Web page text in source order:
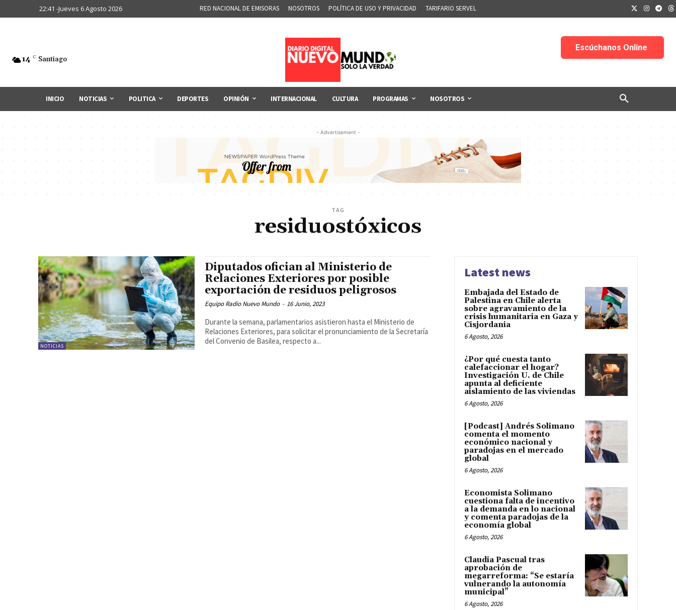
22:41 -Jueves 6 Agosto 2026 RED NACIONAL DE EMISORAS NOSOTROS POLÍTICA DE USO Y PRIVACIDAD TARIFARIO SERVEL
14 C Santiago
INICIO NOTICIAS POLITICA DEPORTES OPINIÓN INTERNACIONAL CULTURA PROGRAMAS NOSOTROS
- Advertisement -
TAG
residuostóxicos
NOTICIAS
Diputados ofician al Ministerio de
Relaciones Exteriores por posible
exportación de residuos peligrosos
Equipo Radio Nuevo Mundo - 16 Junio, 2023
Durante la semana, parlamentarios asistieron hasta el Ministerio de
Relaciones Exteriores, para solicitar el pronunciamiento de la Secretaría
del Convenio de Basilea, respecto a...
Latest news
Embajada del Estado de
Palestina en Chile alerta
sobre agravamiento de la
crisis humanitaria en Gaza y
Cisjordania
6 Agosto, 2026
¿Por qué cuesta tanto
calefaccionar el hogar?
Investigación U. de Chile
apunta al deficiente
aislamiento de las viviendas
6 Agosto, 2026
[Podcast] Andrés Solimano
comenta el momento
económico nacional y
paradojas en el mercado
global
6 Agosto, 2026
Economista Solimano
cuestiona falta de incentivo
a la demanda en lo nacional
y comenta paradojas de la
economía global
6 Agosto, 2026
Claudia Pascual tras
aprobación de
megarreforma: “Se estaría
vulnerando la autonomía
municipal”
6 Agosto, 2026